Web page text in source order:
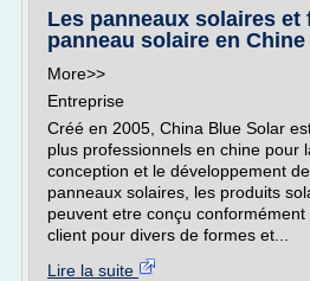
Les panneaux solaires et
panneau solaire en Chine
More>>
Entreprise
Créé en 2005, China Blue Solar
plus professionnels en chine pour
conception et le développement
panneaux solaires, les produits
peuvent etre conçu
client pour divers de formes et...
Lire la suite